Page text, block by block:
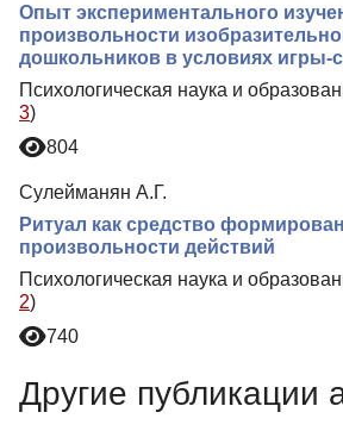
Опыт экспериментального
произвольности
дошкольников в условиях игры-
Психологическая наука и
3)
804
Сулейманян А.Г.
Ритуал как средство
произвольности действий
Психологическая наука и
2)
740
Другие публикации